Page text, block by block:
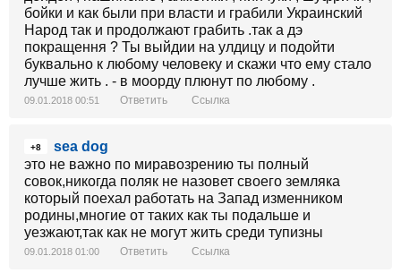
бойки и как были при власти и грабили Украинский
Народ так и продолжают грабить .так а дэ
покращення ? Ты выйдии на улдицу и подойти
буквально к любому человеку и скажи что ему стало
лучше жить . - в моорду плюнут по любому .
09.01.2018 00:51 Ответить Ссылка
+8
sea dog
это не важно по миравозрению ты полный
совок,никогда поляк не назовет своего земляка
который поехал работать на Запад изменником
родины,многие от таких как ты подальше и
уезжают,так как не могут жить среди тупизны
09.01.2018 01:00 Ответить Ссылка